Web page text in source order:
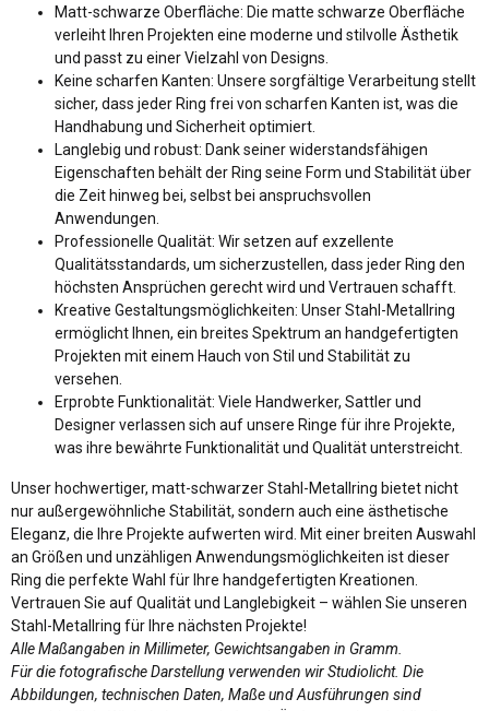
Matt-schwarze Oberfläche: Die matte schwarze Oberfläche
verleiht Ihren Projekten eine moderne und stilvolle Ästhetik
und passt zu einer Vielzahl von Designs.
Keine scharfen Kanten: Unsere sorgfältige Verarbeitung stellt
sicher, dass jeder Ring frei von scharfen Kanten ist, was die
Handhabung und Sicherheit optimiert.
Langlebig und robust: Dank seiner widerstandsfähigen
Eigenschaften behält der Ring seine Form und Stabilität über
die Zeit hinweg bei, selbst bei anspruchsvollen
Anwendungen.
Professionelle Qualität: Wir setzen auf exzellente
Qualitätsstandards, um sicherzustellen, dass jeder Ring den
höchsten Ansprüchen gerecht wird und Vertrauen schafft.
Kreative Gestaltungsmöglichkeiten: Unser Stahl-Metallring
ermöglicht Ihnen, ein breites Spektrum an handgefertigten
Projekten mit einem Hauch von Stil und Stabilität zu
versehen.
Erprobte Funktionalität: Viele Handwerker, Sattler und
Designer verlassen sich auf unsere Ringe für ihre Projekte,
was ihre bewährte Funktionalität und Qualität unterstreicht.
Unser hochwertiger, matt-schwarzer Stahl-Metallring bietet nicht
nur außergewöhnliche Stabilität, sondern auch eine ästhetische
Eleganz, die Ihre Projekte aufwerten wird. Mit einer breiten Auswahl
an Größen und unzähligen Anwendungsmöglichkeiten ist dieser
Ring die perfekte Wahl für Ihre handgefertigten Kreationen.
Vertrauen Sie auf Qualität und Langlebigkeit – wählen Sie unseren
Stahl-Metallring für Ihre nächsten Projekte!
Alle Maßangaben in Millimeter, Gewichtsangaben in Gramm.
Für die fotografische Darstellung verwenden wir Studiolicht. Die
Abbildungen, technischen Daten, Maße und Ausführungen sind